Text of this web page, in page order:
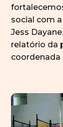
social com
Jess
relatório da